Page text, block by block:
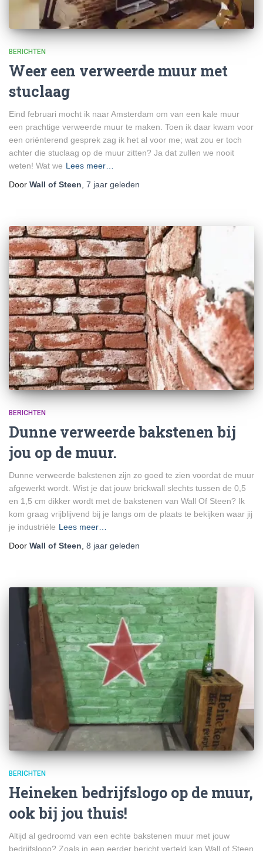
BERICHTEN
Weer een verweerde muur met
stuclaag
Eind februari mocht ik naar Amsterdam om van een kale muur
een prachtige verweerde muur te maken. Toen ik daar kwam voor
een oriënterend gesprek zag ik het al voor me; wat zou er toch
achter die stuclaag op de muur zitten? Ja dat zullen we nooit
weten! Wat we Lees meer…
Door Wall of Steen 7 jaar geleden
BERICHTEN
Dunne verweerde bakstenen bij
jou op de muur.
Dunne verweerde bakstenen zijn zo goed te zien voordat de muur
afgewerkt wordt. Wist je dat jouw brickwall slechts tussen de 0,5
en 1,5 cm dikker wordt met de bakstenen van Wall Of Steen? Ik
kom graag vrijblijvend bij je langs om de plaats te bekijken waar jij
je industriële Lees meer…
Door Wall of Steen 8 jaar geleden
BERICHTEN
Heineken bedrijfslogo op de muur,
ook bij jou thuis!
Altijd al gedroomd van een echte bakstenen muur met jouw
bedrijfslogo? Zoals in een eerder bericht verteld kan Wall of Steen